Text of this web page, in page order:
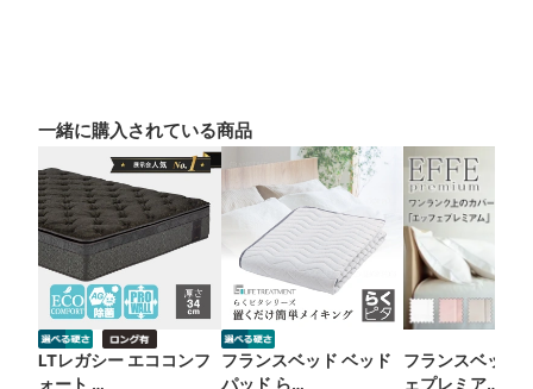
一緒に購入されている商品
LTレガシー エココンフ
ォート …
フランスベッド ベッド
パッド ら…
フランスベッド
ェプレミア…